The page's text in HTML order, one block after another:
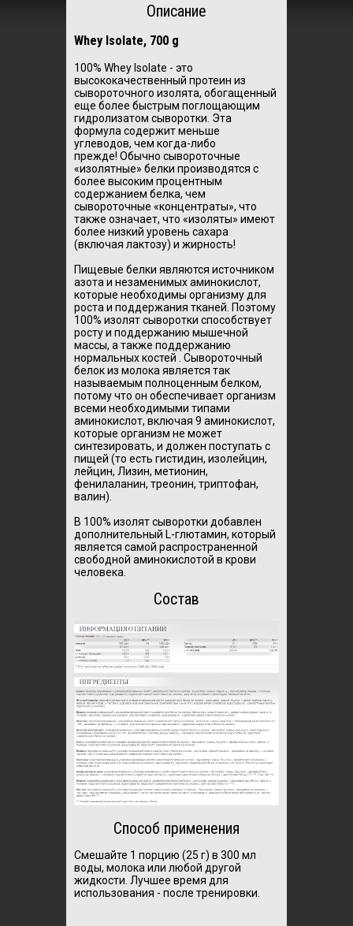
Описание
Whey Isolate, 700 g
100% Whey Isolate - это
высококачественный протеин из
сывороточного изолята, обогащенный
еще более быстрым поглощающим
гидролизатом сыворотки. Эта
формула содержит меньше
углеводов, чем когда-либо
прежде! Обычно сывороточные
«изолятные» белки производятся с
более высоким процентным
содержанием белка, чем
сывороточные «концентраты», что
также означает, что «изоляты» имеют
более низкий уровень сахара
(включая лактозу) и жирность!
Пищевые белки являются источником
азота и незаменимых аминокислот,
которые необходимы организму для
роста и поддержания тканей. Поэтому
100% изолят сыворотки способствует
росту и поддержанию мышечной
массы, а также поддержанию
нормальных костей . Сывороточный
белок из молока является так
называемым полноценным белком,
потому что он обеспечивает организм
всеми необходимыми типами
аминокислот, включая 9 аминокислот,
которые организм не может
синтезировать, и должен поступать с
пищей (то есть гистидин, изолейцин,
лейцин, Лизин, метионин,
фенилаланин, треонин, триптофан,
валин).
В 100% изолят сыворотки добавлен
дополнительный L-глютамин, который
является самой распространенной
свободной аминокислотой в крови
человека.
Состав
Способ применения
Смешайте 1 порцию (25 г) в 300 мл
воды, молока или любой другой
жидкости. Лучшее время для
использования - после тренировки.